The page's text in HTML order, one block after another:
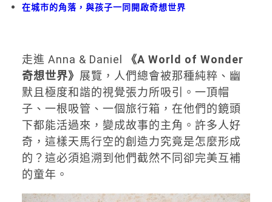
在城市的角落，與孩子一同開啟奇想世界
走進 Anna & Daniel
《A World of Wonder
奇想世界》 展覽，人們總會被那種純粹、幽
默且極度和諧的視覺張力所吸引。一頂帽
子、一根吸管、一個旅行箱，在他們的鏡頭
下都能活過來，變成故事的主角。許多人好
奇，這樣天馬行空的創造力究竟是怎麼形成
的？這必須追溯到他們截然不同卻完美互補
的童年。